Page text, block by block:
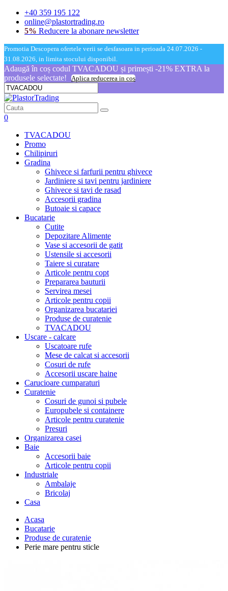
+40 359 195 122
online@plastortrading.ro
5% Reducere la abonare newsletter
Promotia Descopera ofertele verii se desfasoara in perioada 24.07.2026 -
31.08.2026, in limita stocului disponibil.
Adaugă în coș codul TVACADOU și primești -21% EXTRA la
produsele selectate!
Aplica reducerea in cos
0
TVACADOU
Promo
Chilipiruri
Gradina
Ghivece si farfurii pentru ghivece
Jardiniere si tavi pentru jardiniere
Ghivece si tavi de rasad
Accesorii gradina
Butoaie si capace
Bucatarie
Cutite
Depozitare Alimente
Vase si accesorii de gatit
Ustensile si accesorii
Taiere si curatare
Articole pentru copt
Prepararea bauturii
Servirea mesei
Articole pentru copii
Organizarea bucatariei
Produse de curatenie
TVACADOU
Uscare - calcare
Uscatoare rufe
Mese de calcat si accesorii
Cosuri de rufe
Accesorii uscare haine
Carucioare cumparaturi
Curatenie
Cosuri de gunoi si pubele
Europubele si containere
Articole pentru curatenie
Presuri
Organizarea casei
Baie
Accesorii baie
Articole pentru copii
Industriale
Ambalaje
Bricolaj
Casa
Acasa
Bucatarie
Produse de curatenie
Perie mare pentru sticle